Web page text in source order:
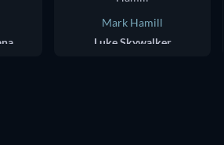
Mark Hamill
Luke Skywalker